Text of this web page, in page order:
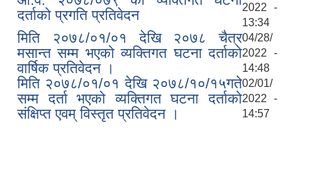
दर्ताको प्रगति प्रतिवेदन
2022 -
13:34
मिति २०७८/०१/०१ देखि २०७८ चैत्र
मसान्त सम्म भएको व्यक्तिगत घटना दर्ताको
वार्षिक प्रतिवेदन ।
04/28/
2022 -
14:48
मिति २०७८/०१/०१ देखि २०७८/१०/१५गते
सम्म दर्ता भएको व्यक्तिगत घटना दर्ताको
संक्षिप्त एवम् विस्तृत प्रतिवेदन ।
02/01/
2022 -
14:57